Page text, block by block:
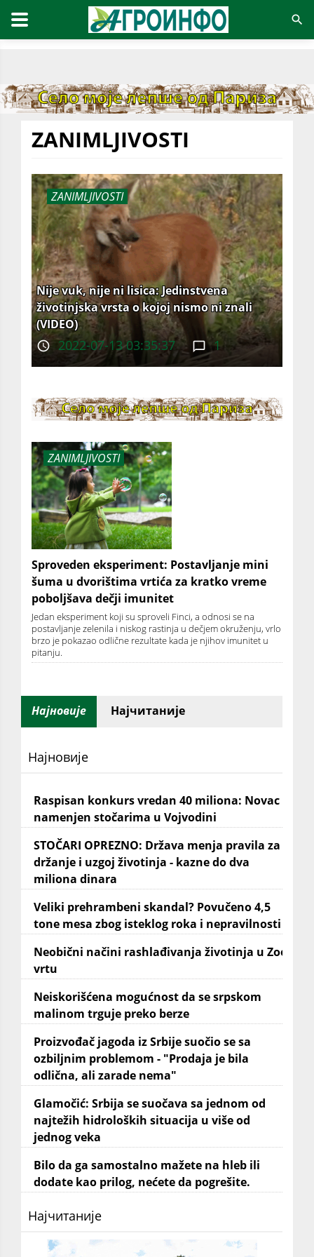
ZANIMLJIVOSTI
ZANIMLJIVOSTI
Nije vuk, nije ni lisica: Jedinstvena
životinjska vrsta o kojoj nismo ni znali
(VIDEO)
2022-07-13 03:35:37 1
ZANIMLJIVOSTI
Sproveden eksperiment: Postavljanje mini
šuma u dvorištima vrtića za kratko vreme
poboljšava dečji imunitet
Jedan eksperiment koji su sproveli Finci, a odnosi se na
postavljanje zelenila i niskog rastinja u dečjem okruženju, vrlo
brzo je pokazao odlične rezultate kada je njihov imunitet u
pitanju.
Најновије Најчитаније
Најновије
Raspisan konkurs vredan 40 miliona: Novac
namenjen stočarima u Vojvodini
STOČARI OPREZNO: Država menja pravila za
držanje i uzgoj životinja - kazne do dva
miliona dinara
Veliki prehrambeni skandal? Povučeno 4,5
tone mesa zbog isteklog roka i nepravilnosti
Neobični načini rashlađivanja životinja u Zoo
vrtu
Neiskorišćena mogućnost da se srpskom
malinom trguje preko berze
Proizvođač jagoda iz Srbije suočio se sa
ozbiljnim problemom - "Prodaja je bila
odlična, ali zarade nema"
Glamočić: Srbija se suočava sa jednom od
najtežih hidroloških situacija u više od
jednog veka
Bilo da ga samostalno mažete na hleb ili
dodate kao prilog, nećete da pogrešite.
Најчитаније